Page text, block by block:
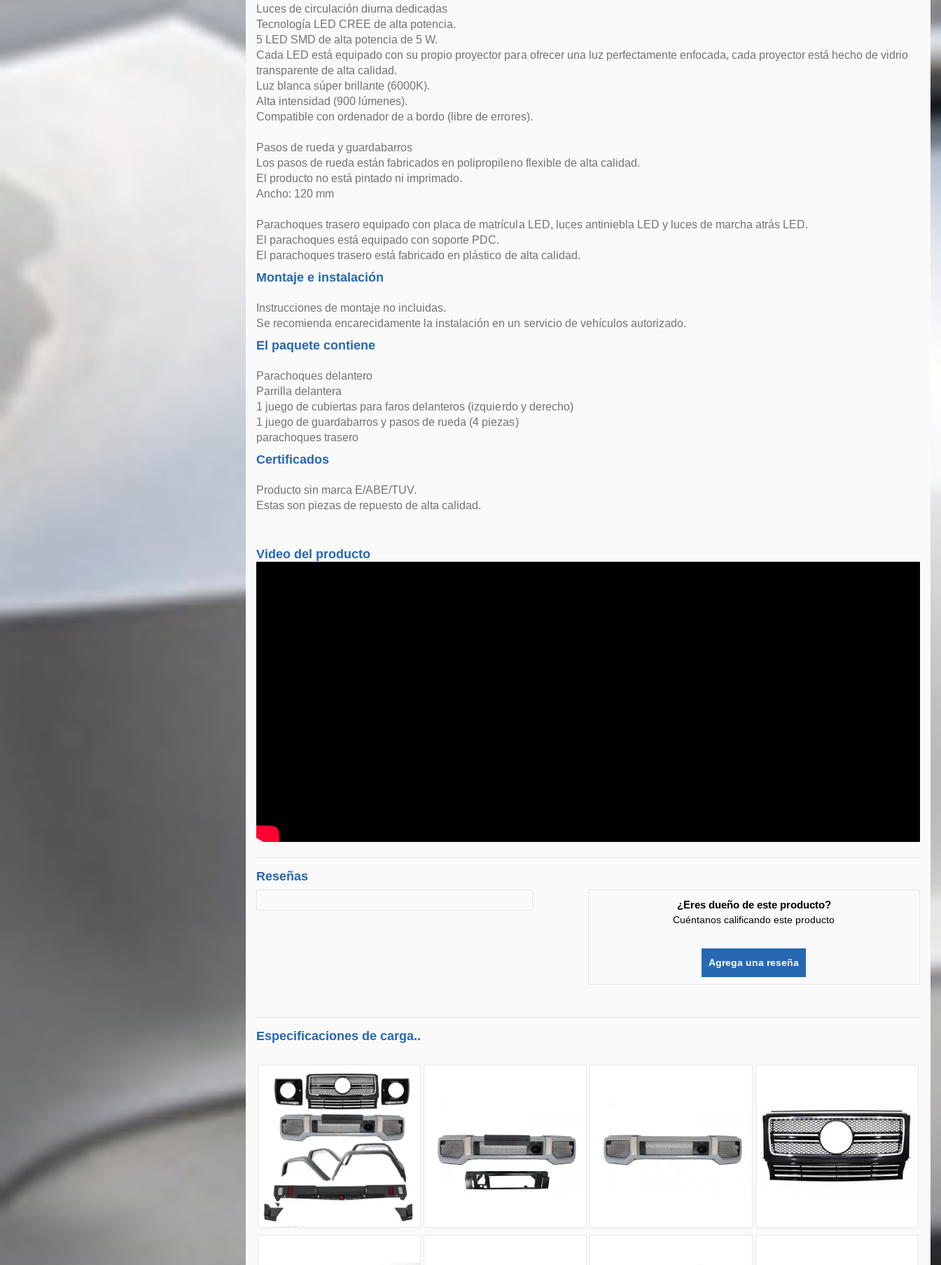
Luces de circulación diurna dedicadas
Tecnología LED CREE de alta potencia.
5 LED SMD de alta potencia de 5 W.
Cada LED está equipado con su propio proyector para ofrecer una luz perfectamente enfocada, cada proyector está hecho de vidrio
transparente de alta calidad.
Luz blanca súper brillante (6000K).
Alta intensidad (900 lúmenes).
Compatible con ordenador de a bordo (libre de errores).
Pasos de rueda y guardabarros
Los pasos de rueda están fabricados en polipropileno flexible de alta calidad.
El producto no está pintado ni imprimado.
Ancho: 120 mm
Parachoques trasero equipado con placa de matrícula LED, luces antiniebla LED y luces de marcha atrás LED.
El parachoques está equipado con soporte PDC.
El parachoques trasero está fabricado en plástico de alta calidad.
Montaje e instalación
Instrucciones de montaje no incluidas.
Se recomienda encarecidamente la instalación en un servicio de vehículos autorizado.
El paquete contiene
Parachoques delantero
Parrilla delantera
1 juego de cubiertas para faros delanteros (izquierdo y derecho)
1 juego de guardabarros y pasos de rueda (4 piezas)
parachoques trasero
Certificados
Producto sin marca E/ABE/TUV.
Estas son piezas de repuesto de alta calidad.
Video del producto
Reseñas
¿Eres dueño de este producto?
Cuéntanos calificando este producto
Agrega una reseña
Especificaciones de carga..